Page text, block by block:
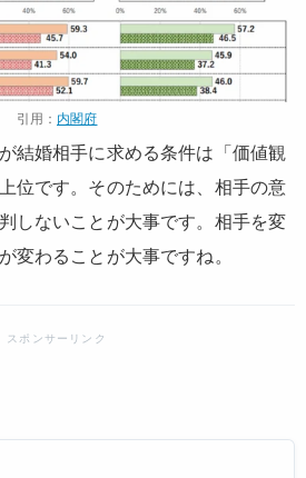
引用： 内閣府
結婚相手に求める条件は「価値観
位です。そのためには、相手の意
しないことが大事です。相手を変
変わることが大事ですね。